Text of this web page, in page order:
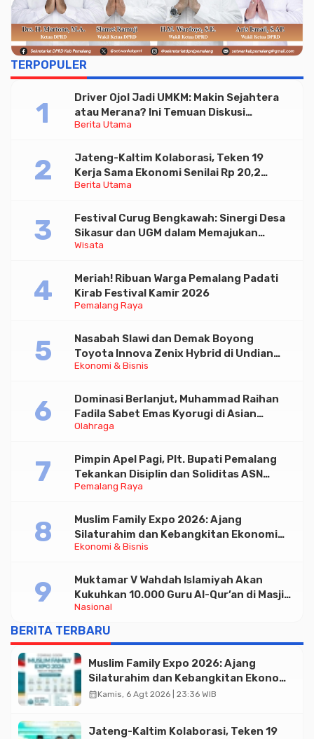
TERPOPULER
Berita Utama
Driver Ojol Jadi UMKM: Makin Sejahtera
atau Merana? Ini Temuan Diskusi
Paramadina
Berita Utama
Jateng-Kaltim Kolaborasi, Teken 19
Kerja Sama Ekonomi Senilai Rp 20,2
Triliun
Wisata
Festival Curug Bengkawah: Sinergi Desa
Sikasur dan UGM dalam Memajukan
Wisata serta UMKM Lokal
Pemalang Raya
Meriah! Ribuan Warga Pemalang Padati
Kirab Festival Kamir 2026
Ekonomi & Bisnis
Nasabah Slawi dan Demak Boyong
Toyota Innova Zenix Hybrid di Undian
Tabungan Bima Bank Jateng
Olahraga
Dominasi Berlanjut, Muhammad Raihan
Fadila Sabet Emas Kyorugi di Asian
Taekwondo Indonesia Open 2026
Pemalang Raya
Pimpin Apel Pagi, Plt. Bupati Pemalang
Tekankan Disiplin dan Soliditas ASN
untuk Pelayanan Publik
Ekonomi & Bisnis
Muslim Family Expo 2026: Ajang
Silaturahim dan Kebangkitan Ekonomi
Halal di Jakarta
Nasional
Muktamar V Wahdah Islamiyah Akan
Kukuhkan 10.000 Guru Al-Qur’an di Masjid
Istiqlal
BERITA TERBARU
Muslim Family Expo 2026: Ajang
Silaturahim dan Kebangkitan Ekonomi
Halal di Jakarta
calendar_monthKamis, 6 Agt 2026 | 23:36 WIB
Jateng-Kaltim Kolaborasi, Teken 19